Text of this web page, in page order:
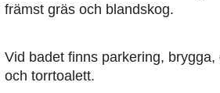
främst gräs och blandskog.
Vid badet finns parkering,
och torrtoalett.